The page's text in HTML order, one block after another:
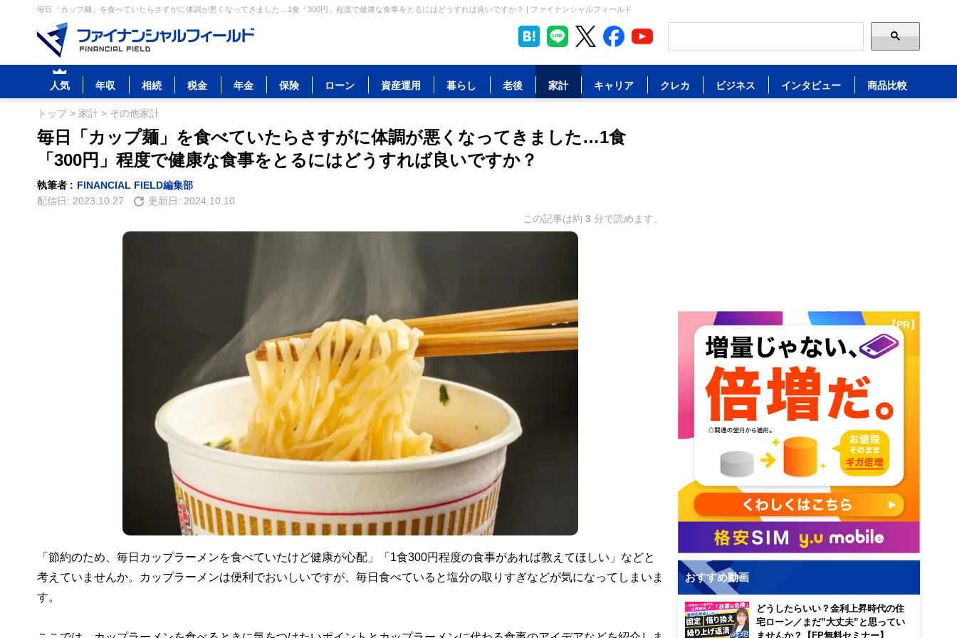
毎日「カップ麺」を食べていたらさすがに体調が悪くなってきました…1食「300円」程度で健康な食事をとるにはどうすれば良いですか？ | ファイナンシャルフィールド
人気 年収 相続 税金 年金 保険 ローン 資産運用 暮らし 老後 家計 キャリア クレカ ビジネス インタビュー 商品比較
トップ> 家計 > その他家計
毎日「カップ麺」を食べていたらさすがに体調が悪くなってきました…1食
「300円」程度で健康な食事をとるにはどうすれば良いですか？
執筆者 : FINANCIAL FIELD編集部
配信日: 2023.10.27 更新日: 2024.10.10
この記事は約 3 分で読めます。
「節約のため、毎日カップラーメンを食べていたけど健康が心配」「1食300円程度の食事があれば教えてほしい」などと
考えていませんか。カップラーメンは便利でおいしいですが、毎日食べていると塩分の取りすぎなどが気になってしまいま
す。
【PR】
おすすめ動画
どうしたらいい？金利上昇時代の住
宅ローン／まだ”大丈夫”と思ってい
ませんか？【FP無料セミナー】